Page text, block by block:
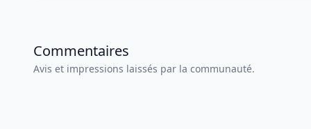
Commentaires
Avis et impressions laissés par la communauté.